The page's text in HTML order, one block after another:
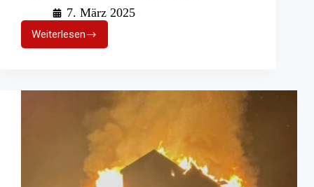
7. März 2025
Weiterlesen
Erster
Waldbrand
Iserlohn